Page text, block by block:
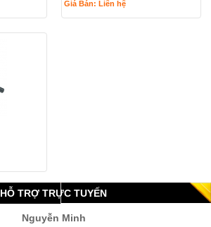
Giá Bán: Liên hệ
HỖ TRỢ TRỰC TUYẾN
Nguyễn Minh